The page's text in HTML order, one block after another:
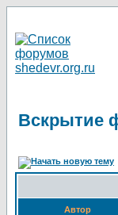
Вскрытие
Автор